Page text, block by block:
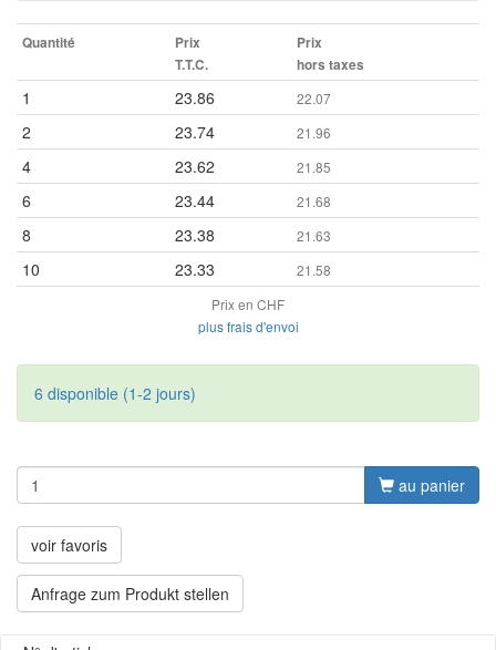
Quantité
Prix
T.T.C.
Prix
hors taxes
1 23.86 22.07
2 23.74 21.96
4 23.62 21.85
6 23.44 21.68
8 23.38 21.63
10 23.33
21.58
Prix en CHF
plus frais d'envoi
6 disponible (1-2 jours)
au panier
voir favoris
Anfrage zum Produkt stellen